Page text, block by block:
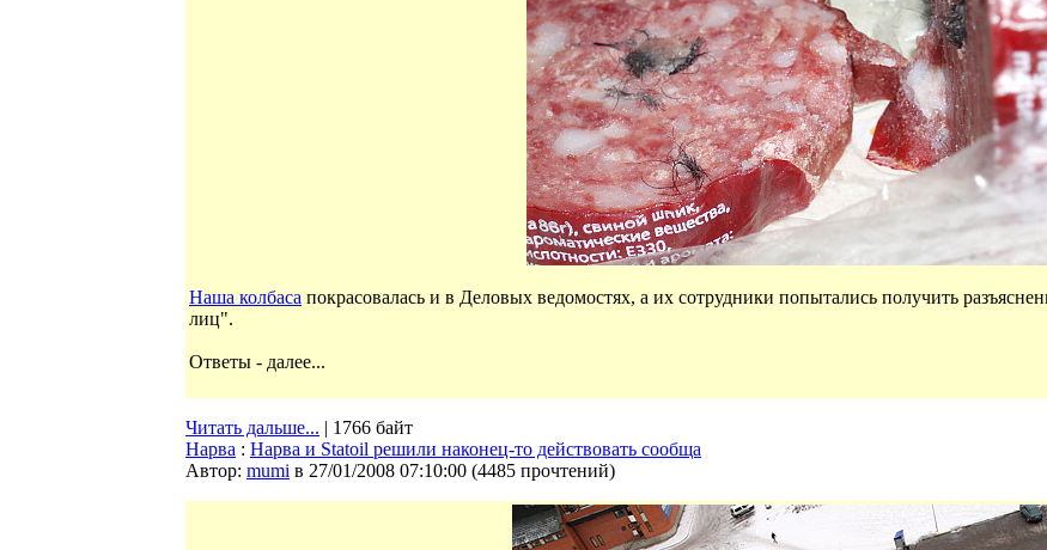
Наша колбаса покрасовалась и в Деловых ведомостях, а их сотрудники попытались получить
лиц".
Ответы - далее...
Читать дальше... | 1766 байт
Нарва : Нарва и Statoil решили наконец-то действовать сообща
Автор: mumi в 27/01/2008 07:10:00 (4485 прочтений)